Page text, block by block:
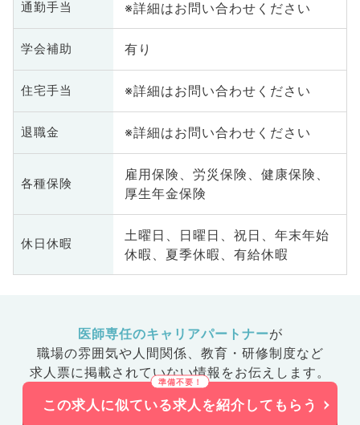
通勤手当 ※詳細はお問い合わせください
学会補助 有り
住宅手当 ※詳細はお問い合わせください
退職金 ※詳細はお問い合わせください
各種保険
雇用保険、労災保険、健康保険、
厚生年金保険
休日休暇
土曜日、日曜日、祝日、年末年始
休暇、夏季休暇、有給休暇
医師専任のキャリアパートナーが
職場の雰囲気や人間関係、 教育・研修制度など
求人票に掲載されていない情報をお伝えします。
この求人に似ている求人を紹介してもらう